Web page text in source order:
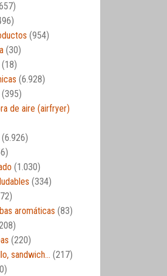
(954)
(30)
(18)
(6.928)
(395)
de aire (airfryer)
(6.926)
(1.030)
(334)
aromáticas (83)
(220)
sandwich… (217)